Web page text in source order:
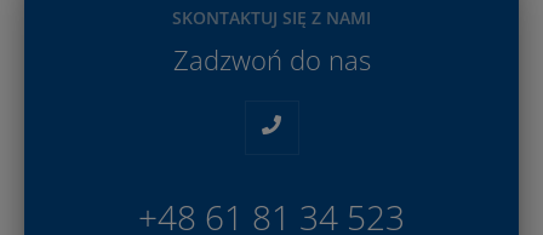
SKONTAKTUJ SIĘ Z NAMI
Zadzwoń do nas
+48 61 81 34 523